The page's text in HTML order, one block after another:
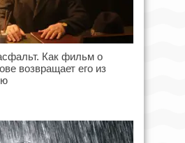
Как фильм о
возвращает его из